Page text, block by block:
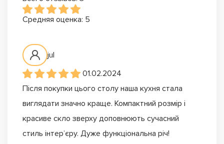
Средняя оценка: 5
jul
01.02.2024
Після покупки цього столу наша кухня стала
виглядати значно краще. Компактний розмір і
красиве скло зверху доповнюють сучасний
стиль інтер’єру. Дуже функціональна річ!